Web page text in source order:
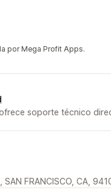
por Mega Profit Apps.
soporte técnico
FRANCISCO, CA,